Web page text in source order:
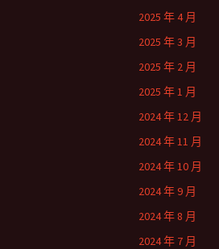
2025 年 4 月
2025 年 3 月
2025 年 2 月
2025 年 1 月
2024 年 12 月
2024 年 11 月
2024 年 10 月
2024 年 9 月
2024 年 8 月
2024 年 7 月